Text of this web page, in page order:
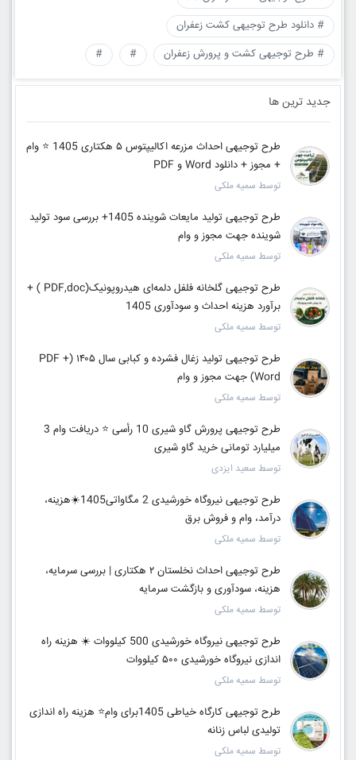
# دانلود طرح توجیهی کشت زعفران
# طرح توجیهی کشت و پرورش زعفران
#
#
جدید ترین ها
طرح توجیهی احداث مزرعه اکالیپتوس ۵ هکتاری 1405 ⭐️ وام
+ مجوز + دانلود Word و PDF
توسط سمیه ملکی
طرح توجیهی تولید مایعات شوینده 1405+ بررسی سود تولید
شوینده جهت مجوز و وام
توسط سمیه ملکی
طرح توجیهی گلخانه فلفل دلمه‌ای هیدروپونیک(PDF,doc ) +
برآورد هزینه احداث و سودآوری 1405
توسط سمیه ملکی
طرح توجیهی تولید زغال فشرده و کبابی سال ۱۴۰۵ (PDF +
Word) جهت مجوز و وام
توسط سمیه ملکی
طرح توجیهی پرورش گاو شیری 10 رأسی ⭐ دریافت وام 3
میلیارد تومانی خرید گاو شیری
توسط سعید ایزدی
طرح توجیهی نیروگاه خورشیدی 2 مگاواتی1405☀️هزینه،
درآمد، وام و فروش برق
توسط سمیه ملکی
طرح توجیهی احداث نخلستان ۲ هکتاری | بررسی سرمایه،
هزینه، سودآوری و بازگشت سرمایه
توسط سمیه ملکی
طرح توجیهی نیروگاه خورشیدی 500 کیلووات ☀️ هزینه راه
اندازی نیروگاه خورشیدی ۵۰۰ کیلووات
توسط سمیه ملکی
طرح توجیهی کارگاه خیاطی 1405برای وام⭐ هزینه راه اندازی
تولیدی لباس زنانه
توسط سمیه ملکی